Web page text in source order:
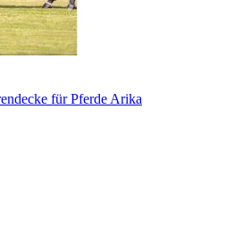
für Pferde Arika